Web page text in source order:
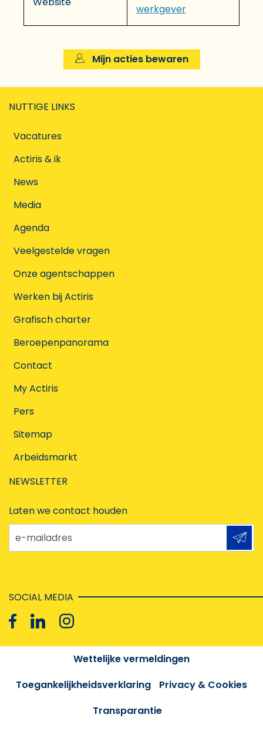
werkgever
Mijn acties bewaren
NUTTIGE LINKS
Vacatures
Actiris & ik
News
Media
Agenda
Veelgestelde vragen
Onze agentschappen
Werken bij Actiris
Grafisch charter
Beroepenpanorama
Contact
My Actiris
Pers
Sitemap
Arbeidsmarkt
NEWSLETTER
Laten we contact houden
e-mailadres
SOCIAL MEDIA
Wettelijke vermeldingen
Toegankelijkheidsverklaring
Privacy & Cookies
Transparantie